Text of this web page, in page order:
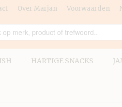
Over Marjan Voorwaarden
HARTIGE SNACKS